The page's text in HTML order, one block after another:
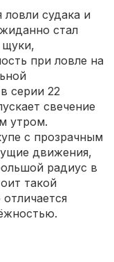
судака и
стал
щуки,
при ловле на
серии 22
свечение
утром.
с прозрачным
движения,
радиус в
такой